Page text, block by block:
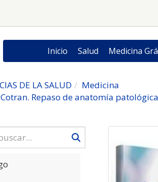
Inicio Salud Medicina
DE LA SALUD
Medicina
Repaso de anatomía